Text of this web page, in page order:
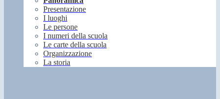
Presentazione
I luoghi
Le persone
I numeri della scuola
Le carte della scuola
Organizzazione
La storia